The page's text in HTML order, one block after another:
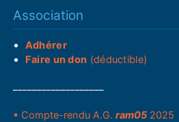
Association
Adhérer
Faire un don (déductible)
• Compte-rendu A.G.ram05 2025